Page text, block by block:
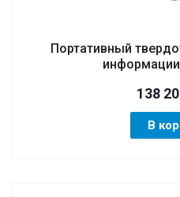
Портативный
138
В